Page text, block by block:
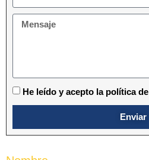
He leído y acepto la política
Enviar